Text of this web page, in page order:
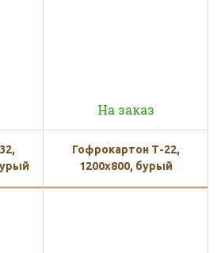
На заказ
Гофрокартон Т-22,
1200х800, бурый